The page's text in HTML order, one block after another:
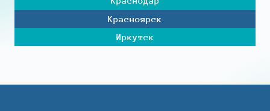
Красноярск
Иркутск